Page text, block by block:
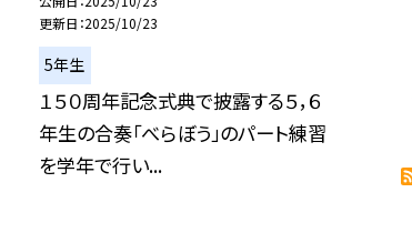
更新日 2025/10/23
5年生
１５０周年記念式典で披露する５，６
年生の合奏「べらぼう」のパート練習
を学年で行い...